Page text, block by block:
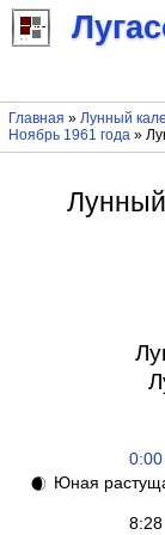
Главная » Лунный
Ноябрь 1961 года»
🌒 Юная